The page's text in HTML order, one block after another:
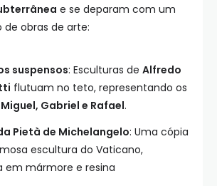
e se deparam com um
obras de arte:
suspensos: Esculturas de Alfredo
flutuam no teto, representando os
Miguel, Gabriel e Rafael.
Pietà de Michelangelo: Uma cópia
escultura do Vaticano,
em mármore e resina